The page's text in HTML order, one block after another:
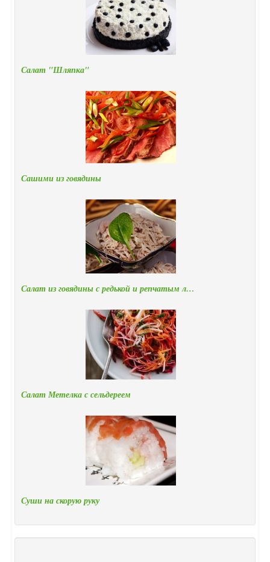
Салат "Шляпка"
Сашими из говядины
Салат из говядины с редькой и репчатым л…
Салат Метелка с сельдереем
Суши на скорую руку